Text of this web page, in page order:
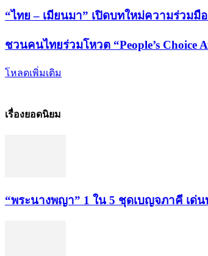
“ไทย – เมียนมา” เปิดบทใหม่ความร่วม
ชวนคนไทยร่วมโหวต “People’s Choice
โหลดเพิ่มเติม
เรื่องยอดนิยม
“พระ​นาง​พญา” 1 ใน 5​ ชุดเบญจ​ภาคี​ เด่